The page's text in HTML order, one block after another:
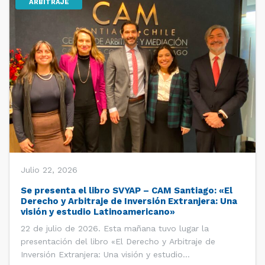
ARBITRAJE
Julio 22, 2026
Se presenta el libro SVYAP – CAM Santiago: «El
Derecho y Arbitraje de Inversión Extranjera: Una
visión y estudio Latinoamericano»
22 de julio de 2026. Esta mañana tuvo lugar la
presentación del libro «El Derecho y Arbitraje de
Inversión Extranjera: Una visión y estudio